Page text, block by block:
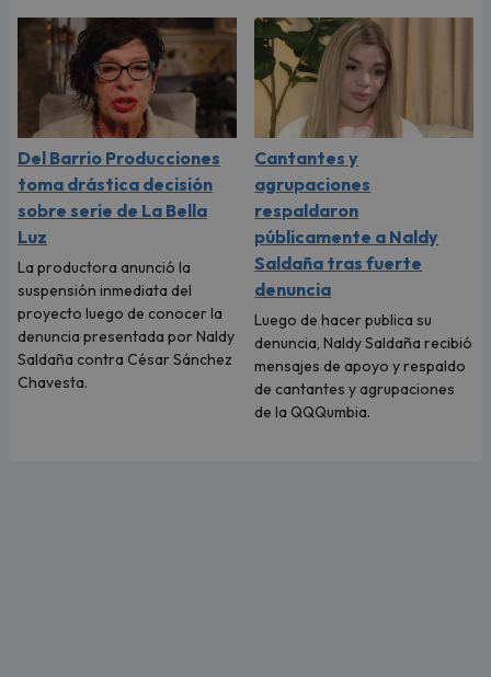
Del Barrio Producciones
toma drástica decisión
sobre serie de La Bella
Luz
La productora anunció la
suspensión inmediata del
proyecto luego de conocer la
denuncia presentada por Naldy
Saldaña contra César Sánchez
Chavesta.
Cantantes y
agrupaciones
respaldaron
públicamente a Naldy
Saldaña tras fuerte
denuncia
Luego de hacer publica su
denuncia, Naldy Saldaña recibió
mensajes de apoyo y respaldo
de cantantes y agrupaciones
de la QQQumbia.